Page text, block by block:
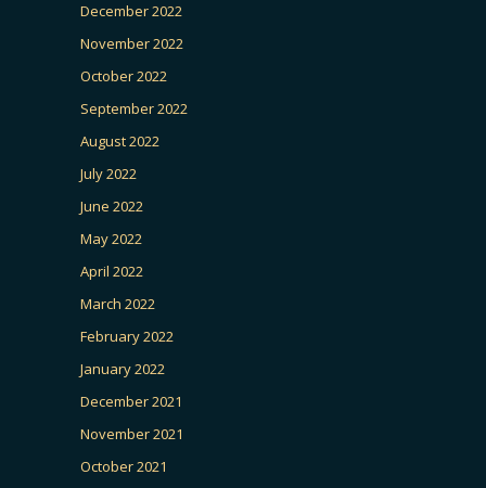
December 2022
November 2022
October 2022
September 2022
August 2022
July 2022
June 2022
May 2022
April 2022
March 2022
February 2022
January 2022
December 2021
November 2021
October 2021